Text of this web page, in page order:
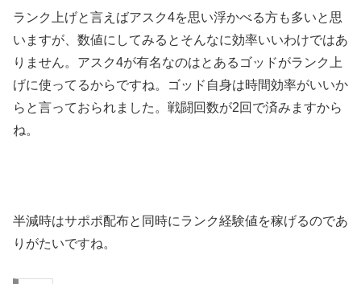
ランク上げと言えばアスク4を思い浮かべる方も多いと思
いますが、数値にしてみるとそんなに効率いいわけではあ
りません。アスク4が有名なのはとあるゴッドがランク上
げに使ってるからですね。ゴッド自身は時間効率がいいか
らと言っておられました。戦闘回数が2回で済みますから
ね。
半減時はサポポ配布と同時にランク経験値を稼げるのであ
りがたいですね。